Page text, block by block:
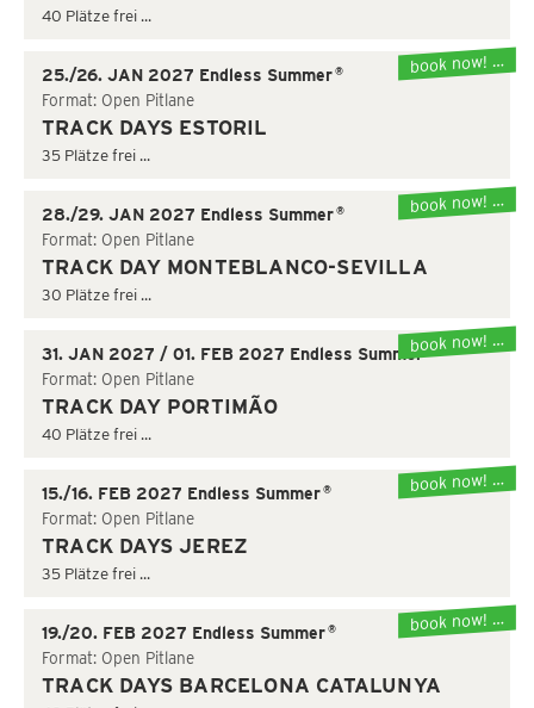
40 Plätze frei ...
book now! …
25./26. JAN 2027 Endless Summer ®
Format: Open Pitlane
TRACK DAYS ESTORIL
35 Plätze frei ...
book now! …
28./29. JAN 2027 Endless Summer ®
Format: Open Pitlane
TRACK DAY MONTEBLANCO-SEVILLA
30 Plätze frei ...
book now! …
31. JAN 2027 / 01. FEB 2027 Endless Summer ®
Format: Open Pitlane
TRACK DAY PORTIMÃO
40 Plätze frei ...
book now! …
15./16. FEB 2027 Endless Summer ®
Format: Open Pitlane
TRACK DAYS JEREZ
35 Plätze frei ...
book now! …
19./20. FEB 2027 Endless Summer ®
Format: Open Pitlane
TRACK DAYS BARCELONA CATALUNYA